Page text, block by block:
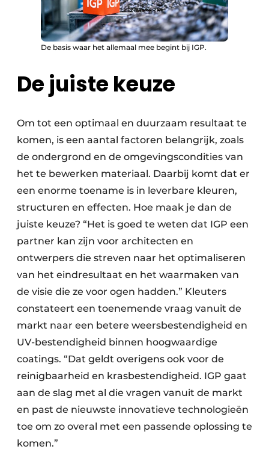
De basis waar het allemaal mee begint bij IGP.
De juiste keuze
Om tot een optimaal en duurzaam resultaat te
komen, is een aantal factoren belangrijk, zoals
de ondergrond en de omgevingscondities van
het te bewerken materiaal. Daarbij komt dat er
een enorme toename is in leverbare kleuren,
structuren en effecten. Hoe maak je dan de
juiste keuze? “Het is goed te weten dat IGP een
partner kan zijn voor architecten en
ontwerpers die streven naar het optimaliseren
van het eindresultaat en het waarmaken van
de visie die ze voor ogen hadden.” Kleuters
constateert een toenemende vraag vanuit de
markt naar een betere weersbestendigheid en
UV-bestendigheid binnen hoogwaardige
coatings. “Dat geldt overigens ook voor de
reinigbaarheid en krasbestendigheid. IGP gaat
aan de slag met al die vragen vanuit de markt
en past de nieuwste innovatieve technologieën
toe om zo overal met een passende oplossing te
komen.”